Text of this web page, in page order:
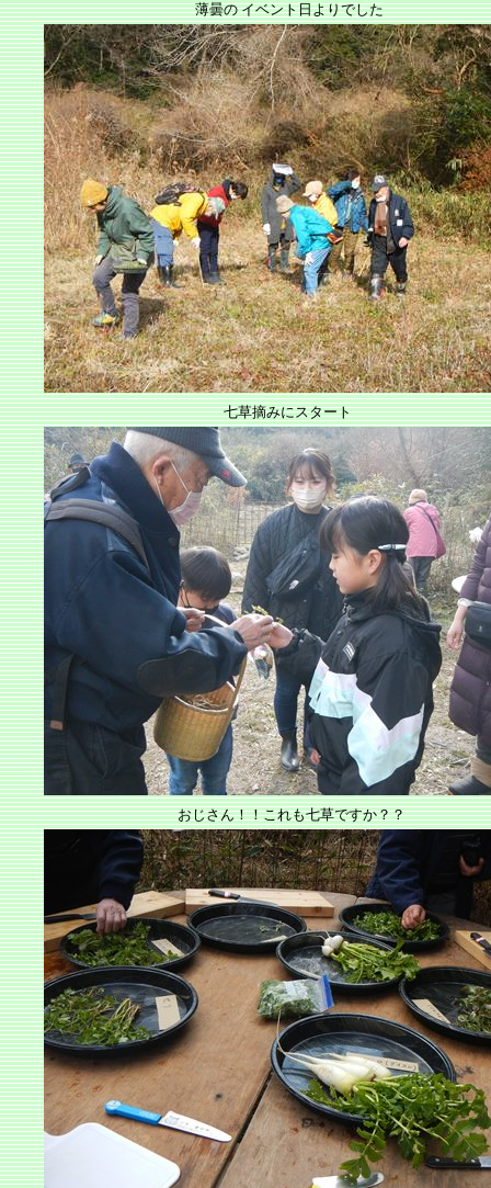
薄曇の イベント日よりでした
七草摘みにスタート
おじさん！！これも七草ですか？？